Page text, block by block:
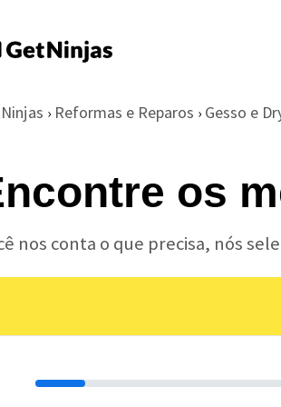
› Reformas e Reparos › Gesso e
os
nos conta o que precisa, nós